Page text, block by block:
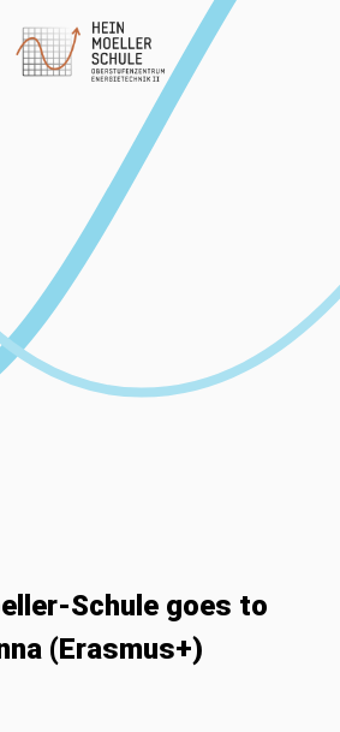
Schule goes to
(Erasmus+)